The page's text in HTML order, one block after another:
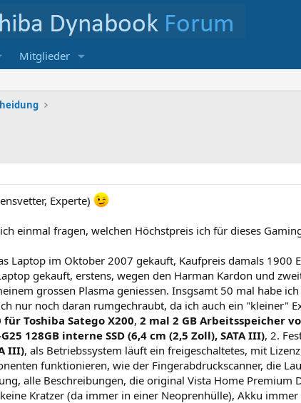
Mitglieder
Experte)
einmal fragen, welchen Höchstpreis ich für dieses
Laptop im Oktober 2007 gekauft, Kaufpreis damals
gekauft, erstens, wegen den Harman Kardon und
grossen Plasma geniessen. Insgsamt 50 mal habe
nur noch daran rumgechraubt, da ich auch ein "kleiner"
für Toshiba Satego X200, 2 mal 2 GB Arbeitsspeicher
G25 128GB interne SSD (6,4 cm (2,5 Zoll), SATA III), 2.
III), als Betriebssystem läuft ein freigeschaltetes, mit
funktionieren, wie der Fingerabdruckscanner, die
alle Beschreibungen, die original Vista Home Premium
Kratzer (da immer in einer Neoprenhülle), Akku